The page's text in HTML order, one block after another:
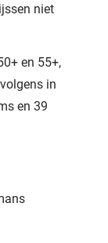
niet
en 55+,
in
en 39